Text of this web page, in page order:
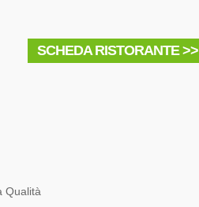
SCHEDA RISTORANTE >>
Qualità